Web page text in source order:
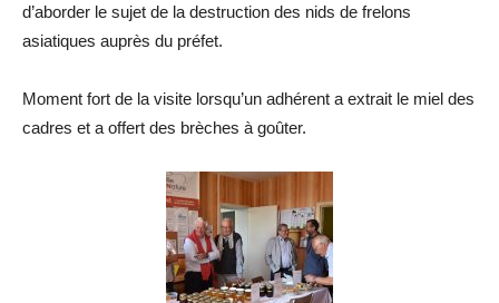
d’aborder le sujet de la destruction des nids de frelons
asiatiques auprès du préfet.
Moment fort de la visite lorsqu’un adhérent a extrait le miel des
cadres et a offert des brèches à goûter.